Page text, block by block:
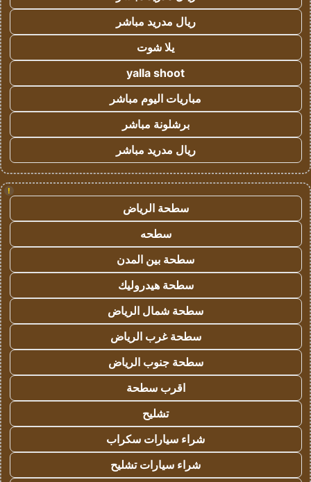
ريال مدريد مباشر
يلا شوت
yalla shoot
مباريات اليوم مباشر
برشلونة مباشر
ريال مدريد مباشر
!
سطحة الرياض
سطحه
سطحة بين المدن
سطحة هيدروليك
سطحة شمال الرياض
سطحة غرب الرياض
سطحة جنوب الرياض
اقرب سطحة
تشليح
شراء سيارات سكراب
شراء سيارات تشليح